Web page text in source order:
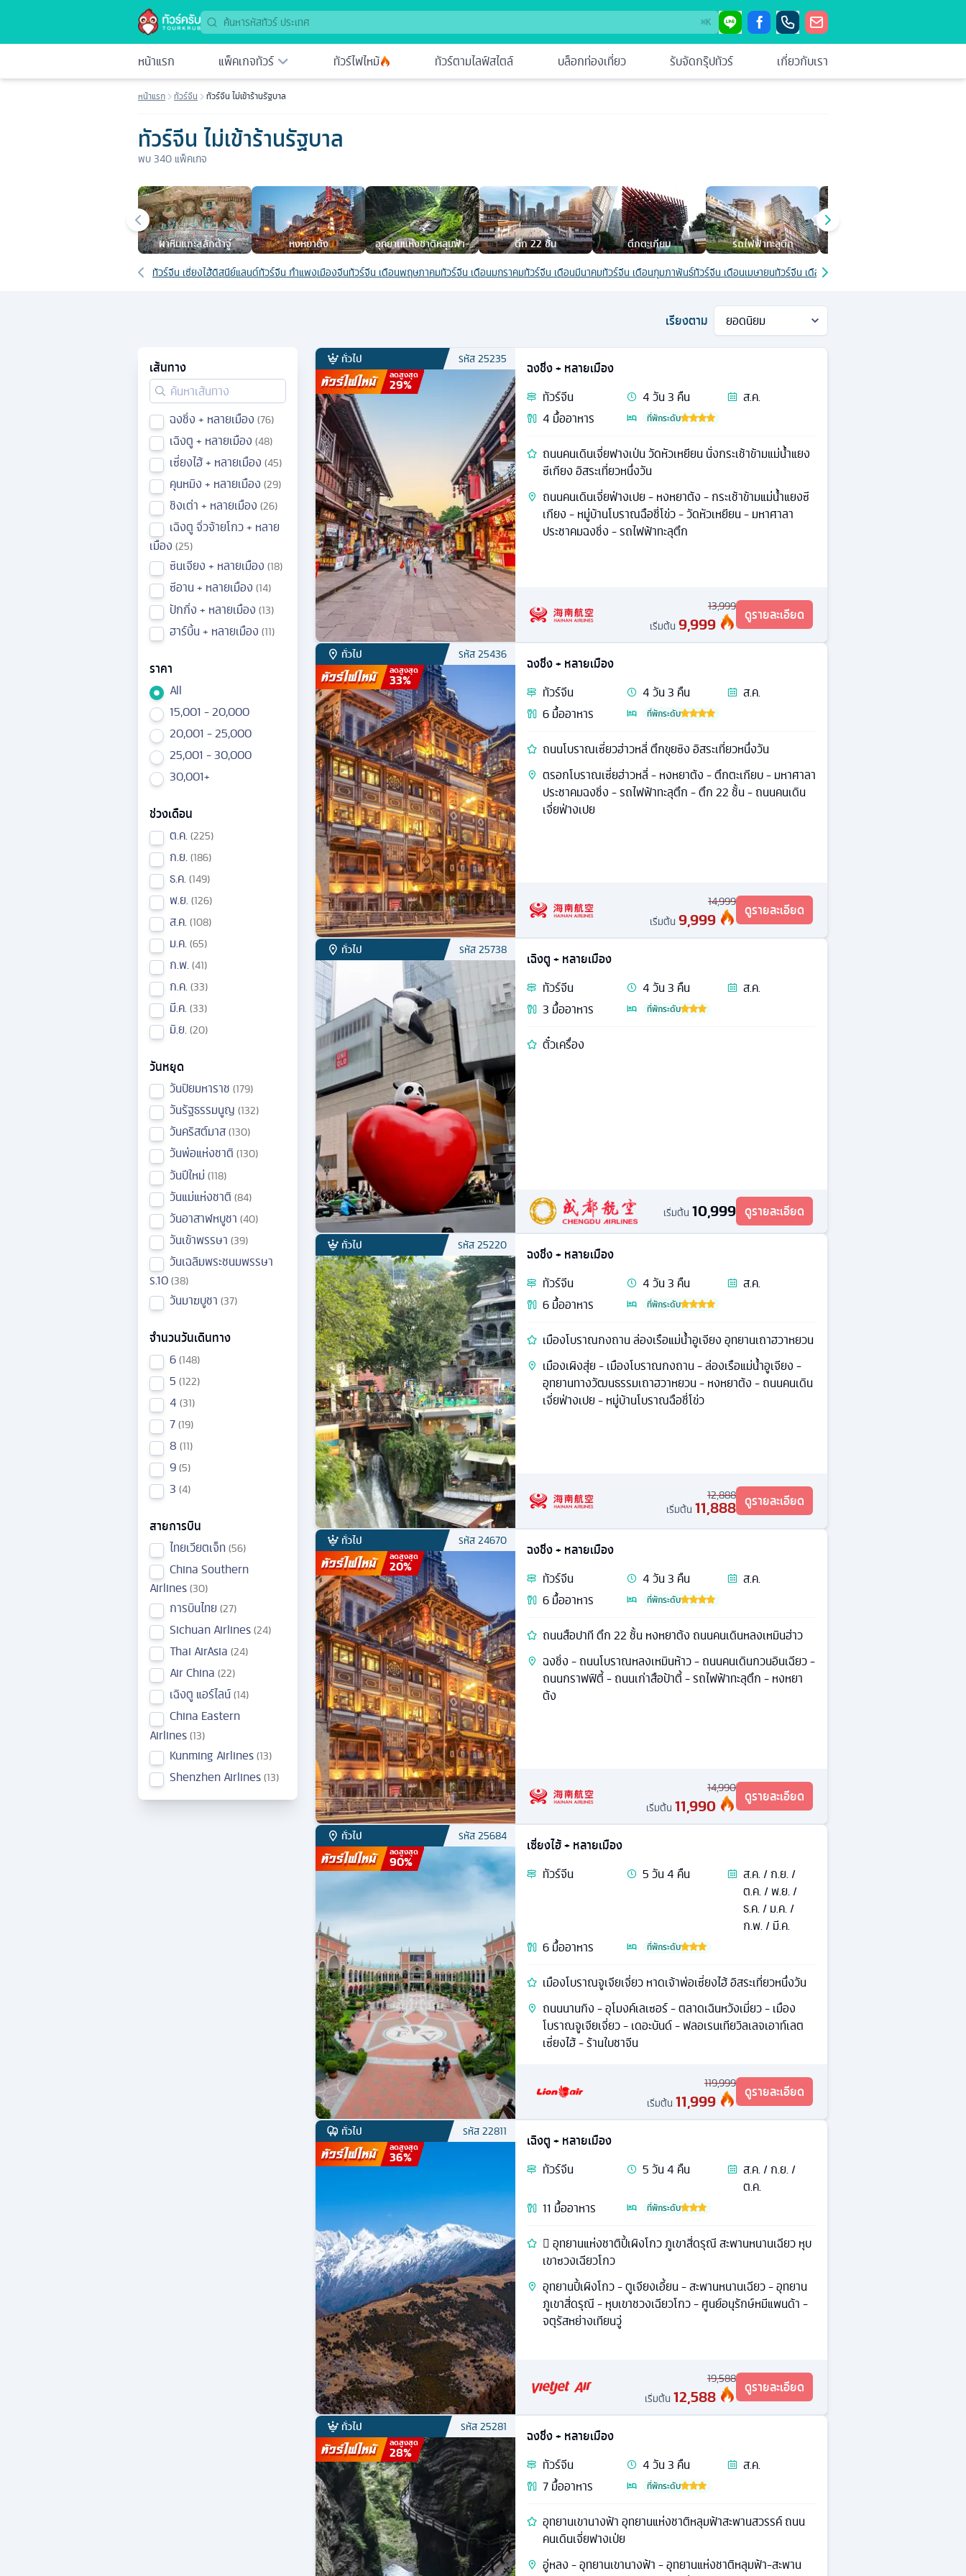
⌘K
หน้าแรก แพ็คเกจทัวร์ ทัวร์ไฟไหม้ ทัวร์ตามไลฟ์สไตล์ บล็อกท่องเที่ยว รับจัดกรุ๊ปทัวร์ เกี่ยวกับเรา
หน้าแรก ทัวร์จีน ทัวร์จีน ไม่เข้าร้านรัฐบาล
ทัวร์จีน ไม่เข้าร้านรัฐบาล
พบ340 แพ็คเกจ
เมืองยอดนิยม
ผาหินแกะสลักต้าจู๋ หงหยาต้ง
อุทยานแห่งชาติหลุมฟ้า-
สะพานสวรรค์
ตึก 22 ชั้น ตึกตะเกียบ รถไฟฟ้าทะลุตึก
เส้นทางที่เกี่ยวข้อง
ทัวร์จีน เซี่ยงไฮ้ดิสนีย์แลนด์ทัวร์จีน กำแพงเมืองจีนทัวร์จีน เดือนพฤษภาคมทัวร์จีน เดือนมกราคมทัวร์จีน เดือนมีนาคมทัวร์จีน เดือนกุมภาพันธ์ทัวร์จีน เดือนเมษายนทัวร์จีน เดือนมิถุนายน
เรียงตาม
เส้นทาง
ฉงชิ่ง + หลายเมือง 76
เฉิงตู + หลายเมือง 48
เซี่ยงไฮ้ + หลายเมือง 45
คุนหมิง + หลายเมือง 29
ชิงเต่า + หลายเมือง 26
เฉิงตู จิ่วจ้ายโกว + หลาย
เมือง 25
ซินเจียง + หลายเมือง 18
ซีอาน + หลายเมือง 14
ปักกิ่ง + หลายเมือง 13
ฮาร์บิ้น + หลายเมือง 11
ราคา
All
15,001 - 20,000
20,001 - 25,000
25,001 - 30,000
30,001+
ช่วงเดือน
ต.ค. 225
ก.ย. 186
ธ.ค. 149
พ.ย. 126
ส.ค. 108
ม.ค. 65
ก.พ. 41
ก.ค. 33
มี.ค. 33
มิ.ย. 20
วันหยุด
วันปิยมหาราช 179
วันรัฐธรรมนูญ 132
วันคริสต์มาส 130
วันพ่อแห่งชาติ 130
วันปีใหม่ 118
วันแม่แห่งชาติ 84
วันอาสาฬหบูชา 40
วันเข้าพรรษา 39
วันเฉลิมพระชนมพรรษา
ร.10 38
วันมาฆบูชา 37
จำนวนวันเดินทาง
6 148
5 122
4 31
7 19
8 11
9 5
3 4
สายการบิน
ไทยเวียตเจ็ท 56
China Southern
Airlines 30
การบินไทย 27
Sichuan Airlines 24
Thai AirAsia 24
Air China 22
เฉิงตู แอร์ไลน์ 14
China Eastern
Airlines 13
Kunming Airlines 13
Shenzhen Airlines 13
ทั่วไป รหัส25235
ลดสูงสุด
29%
ฉงชิ่ง + หลายเมือง
ทัวร์จีน 4วัน3 คืน
ส.ค.
4 มื้ออาหาร ที่พักระดับ
ถนนคนเดินเจี่ยฟางเป่น วัดหัวเหยียน นั่งกระเช้าข้ามแม่น้ำแยง
ซีเกียง อิสระเที่ยวหนึ่งวัน
ถนนคนเดินเจี่ยฟ่างเปย - หงหยาต้ง - กระเช้าข้ามแม่น้ำแยงซี
เกียง - หมู่บ้านโบราณฉือชี่โข่ว - วัดหัวเหยียน - มหาศาลา
ประชาคมฉงชิ่ง - รถไฟฟ้าทะลุตึก
13,999
เริ่มต้น 9,999 ดูรายละเอียด
ทั่วไป รหัส25436
ลดสูงสุด
33%
ฉงชิ่ง + หลายเมือง
ทัวร์จีน 4วัน3 คืน
ส.ค.
6มื้ออาหาร ที่พักระดับ
ถนนโบราณเซี่ยวฮ่าวหลี่ ตึกขุยซิง อิสระเที่ยวหนึ่งวัน
ตรอกโบราณเซี่ยฮ่าวหลี่ - หงหยาต้ง - ตึกตะเกียบ - มหาศาลา
ประชาคมฉงชิ่ง - รถไฟฟ้าทะลุตึก - ตึก 22 ชั้น - ถนนคนเดิน
เจี่ยฟ่างเปย
14,999
เริ่มต้น 9,999 ดูรายละเอียด
ทั่วไป รหัส25738
เฉิงตู + หลายเมือง
ทัวร์จีน 4วัน3 คืน
ส.ค.
3 มื้ออาหาร ที่พักระดับ
ตั๋วเครื่อง
เริ่มต้น 10,999 ดูรายละเอียด
ทั่วไป รหัส25220
ฉงชิ่ง + หลายเมือง
ทัวร์จีน 4วัน3 คืน
ส.ค.
6มื้ออาหาร ที่พักระดับ
เมืองโบราณกงถาน ล่องเรือแม่น้ำอูเจียง อุทยานเถาฮวาหยวน
เมืองเผิงสุ่ย - เมืองโบราณกงถาน - ล่องเรือแม่น้ำอูเจียง -
อุทยานทางวัฒนธรรมเถาฮวาหยวน - หงหยาต้ง - ถนนคนเดิน
เจี่ยฟ่างเปย - หมู่บ้านโบราณฉือชี่โข่ว
12,888
เริ่มต้น 11,888 ดูรายละเอียด
ทั่วไป รหัส24670
ลดสูงสุด
20%
ฉงชิ่ง + หลายเมือง
ทัวร์จีน 4วัน3 คืน
ส.ค.
6มื้ออาหาร ที่พักระดับ
ถนนสือปาที ตึก 22 ชั้น หงหยาต้ง ถนนคนเดินหลงเหมินฮ่าว
ฉงชิ่ง - ถนนโบราณหลงเหมินห้าว - ถนนคนเดินกวนอินเฉียว -
ถนนกราฟฟิตี้ - ถนนเก่าสือป้าตี้ - รถไฟฟ้าทะลุตึก - หงหยา
ต้ง
14,990
เริ่มต้น 11,990 ดูรายละเอียด
ทั่วไป รหัส25684
ลดสูงสุด
90%
เซี่ยงไฮ้ + หลายเมือง
ทัวร์จีน 5วัน4 คืน
ส.ค. / ก.ย. /
ต.ค. / พ.ย. /
ธ.ค. / ม.ค. /
ก.พ. / มี.ค.
6มื้ออาหาร ที่พักระดับ
เมืองโบราณจูเจียเจี่ยว หาดเจ้าพ่อเซี่ยงไฮ้ อิสระเที่ยวหนึ่งวัน
ถนนนานกิง - อุโมงค์เลเซอร์ - ตลาดเฉินหวังเมี่ยว - เมือง
โบราณจูเจียเจี่ยว - เดอะบันด์ - ฟลอเรนเทียวิลเลจเอาท์เลต
เซี่ยงไฮ้ - ร้านใบชาจีน
119,999
เริ่มต้น 11,999 ดูรายละเอียด
ทั่วไป รหัส22811
ลดสูงสุด
36%
เฉิงตู + หลายเมือง
ทัวร์จีน 5วัน4 คืน
ส.ค. / ก.ย. /
ต.ค.
11 มื้ออาหาร ที่พักระดับ
 อุทยานแห่งชาติปี้เผิงโกว ภูเขาสี่ดรุณี สะพานหนานเฉียว หุบ
เขาซวงเฉียวโกว
อุทยานปี้เผิงโกว - ตูเจียงเอี้ยน - สะพานหนานเฉียว - อุทยาน
ภูเขาสี่ดรุณี - หุบเขาชวงเฉียวโกว - ศูนย์อนุรักษ์หมีแพนด้า -
จตุรัสหย่างเทียนวู่
19,588
เริ่มต้น 12,588 ดูรายละเอียด
ทั่วไป รหัส25281
ลดสูงสุด
28%
ฉงชิ่ง + หลายเมือง
ทัวร์จีน 4วัน3 คืน
ส.ค.
7มื้ออาหาร ที่พักระดับ
อุทยานเขานางฟ้า อุทยานแห่งชาติหลุมฟ้าสะพานสวรรค์ ถนน
คนเดินเจี่ยฟางเป่ย
อู่หลง - อุทยานเขานางฟ้า - อุทยานแห่งชาติหลุมฟ้า-สะพาน